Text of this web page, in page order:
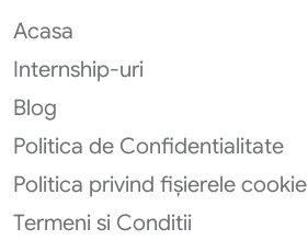
Acasa
Internship-uri
Blog
Politica de Confidentialitate
Politica privind fișierele cookie
Termeni si Conditii